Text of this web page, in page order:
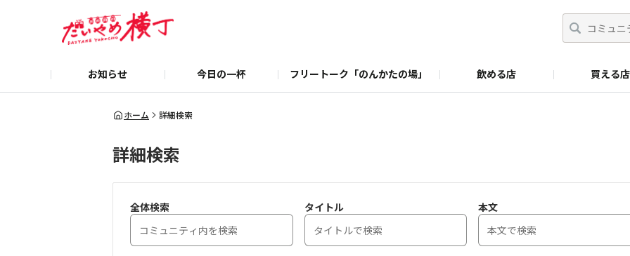
お知らせ 今日の一杯 フリートーク「のんかたの場」 飲める店 買える店
ホーム 詳細検索
詳細検索
全体検索 タイトル 本文